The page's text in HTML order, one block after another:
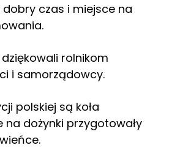
dobry czas i miejsce na
rolnikom
i samorządowcy.
polskiej są koła
dożynki przygotowały